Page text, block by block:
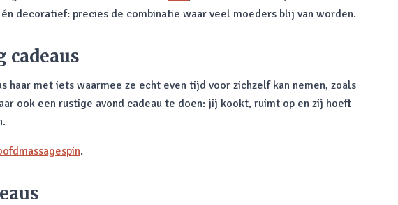
én decoratief: precies de combinatie waar veel moeders blij van worden.
cadeaus
haar met iets waarmee ze echt even tijd voor zichzelf kan nemen, zoals
ook een rustige avond cadeau te doen: jij kookt, ruimt op en zij hoeft
.